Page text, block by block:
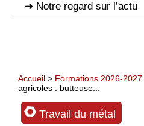
Notre regard sur l’actu
Accueil > Formations 2026-2027
agricoles : butteuse...
Travail du métal